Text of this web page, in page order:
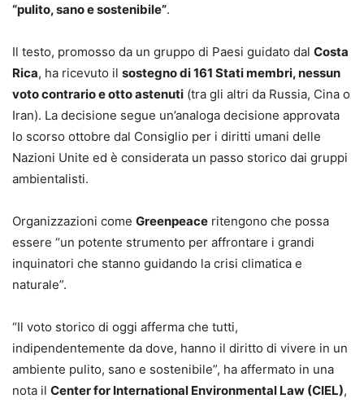
“pulito, sano e sostenibile”.
Il testo, promosso da un gruppo di Paesi guidato dal Costa
Rica, ha ricevuto il sostegno di 161 Stati membri, nessun
voto contrario e otto astenuti (tra gli altri da Russia, Cina o
Iran). La decisione segue un’analoga decisione approvata
lo scorso ottobre dal Consiglio per i diritti umani delle
Nazioni Unite ed è considerata un passo storico dai gruppi
ambientalisti.
Organizzazioni come Greenpeace ritengono che possa
essere “un potente strumento per affrontare i grandi
inquinatori che stanno guidando la crisi climatica e
naturale”.
“Il voto storico di oggi afferma che tutti,
indipendentemente da dove, hanno il diritto di vivere in un
ambiente pulito, sano e sostenibile”, ha affermato in una
nota il Center for International Environmental Law (CIEL),